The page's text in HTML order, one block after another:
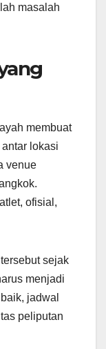
masalah
membuat
lokasi
venue
ofisial,
sejak
menjadi
jadwal
peliputan